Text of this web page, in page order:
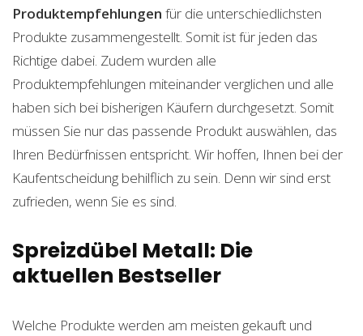
Produktempfehlungen für die unterschiedlichsten
Produkte zusammengestellt. Somit ist für jeden das
Richtige dabei. Zudem wurden alle
Produktempfehlungen miteinander verglichen und alle
haben sich bei bisherigen Käufern durchgesetzt. Somit
müssen Sie nur das passende Produkt auswählen, das
Ihren Bedürfnissen entspricht. Wir hoffen, Ihnen bei der
Kaufentscheidung behilflich zu sein. Denn wir sind erst
zufrieden, wenn Sie es sind.
Spreizdübel Metall: Die
aktuellen Bestseller
Welche Produkte werden am meisten gekauft und